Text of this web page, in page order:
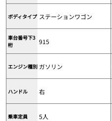
ボディタイプ ステーションワゴン
車台番号下3
桁
915
エンジン種別 ガソリン
ハンドル 右
乗車定員 5人